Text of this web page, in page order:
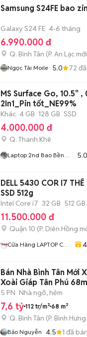
Samsung S24FE bao
Galaxy S24 FE 4-6 tháng
6.990.000 đ
Q. Bình Tân (P. An Lạc
Ngọc Tài Moile 5.0 72
MS Surface Go, 10.5" ,
2In1_Pin tốt_NE99%
Khác 4 GB 128 GB SSD
4.000.000 đ
Q. Thanh Khê
Laptop 2nd Bao Bền
5.0
DELL 5430 COR I7 THẾ
SSD 512g
Intel Core i7 32 GB 512 GB
11.500.000 đ
Quận 10 (P. Diên Hồng
Cửa Hàng LAPTOP Cũ
Bán Nhà Bình Tân Mới
Xoài Giáp Tân Phú
Tỷ
5 PN Nhà ngõ, hẻm
7,6 tỷ 112 tr/m² 68 m²
Q. Bình Tân (P. Bình
Bảo Nguyễn 4.5 1 đã bán